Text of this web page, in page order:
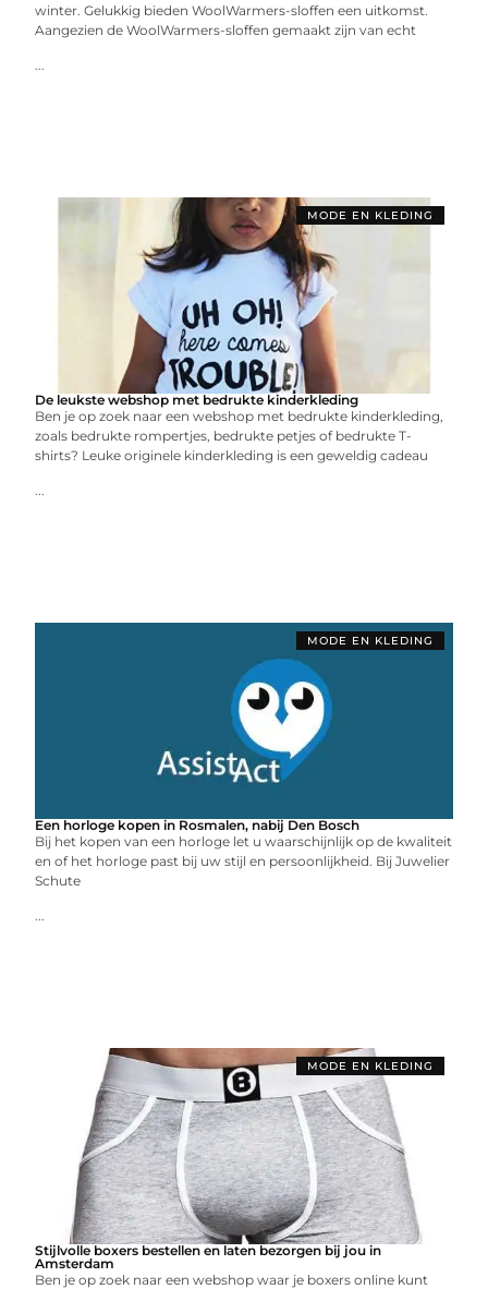
winter. Gelukkig bieden WoolWarmers-sloffen een uitkomst.
Aangezien de WoolWarmers-sloffen gemaakt zijn van echt
...
MODE EN KLEDING
De leukste webshop met bedrukte kinderkleding
Ben je op zoek naar een webshop met bedrukte kinderkleding,
zoals bedrukte rompertjes, bedrukte petjes of bedrukte T-
shirts? Leuke originele kinderkleding is een geweldig cadeau
...
MODE EN KLEDING
Een horloge kopen in Rosmalen, nabij Den Bosch
Bij het kopen van een horloge let u waarschijnlijk op de kwaliteit
en of het horloge past bij uw stijl en persoonlijkheid. Bij Juwelier
Schute
...
MODE EN KLEDING
Stijlvolle boxers bestellen en laten bezorgen bij jou in
Amsterdam
Ben je op zoek naar een webshop waar je boxers online kunt